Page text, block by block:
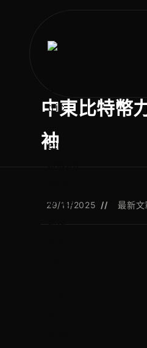
中東比特幣
袖
发29/11/2025
职最新文